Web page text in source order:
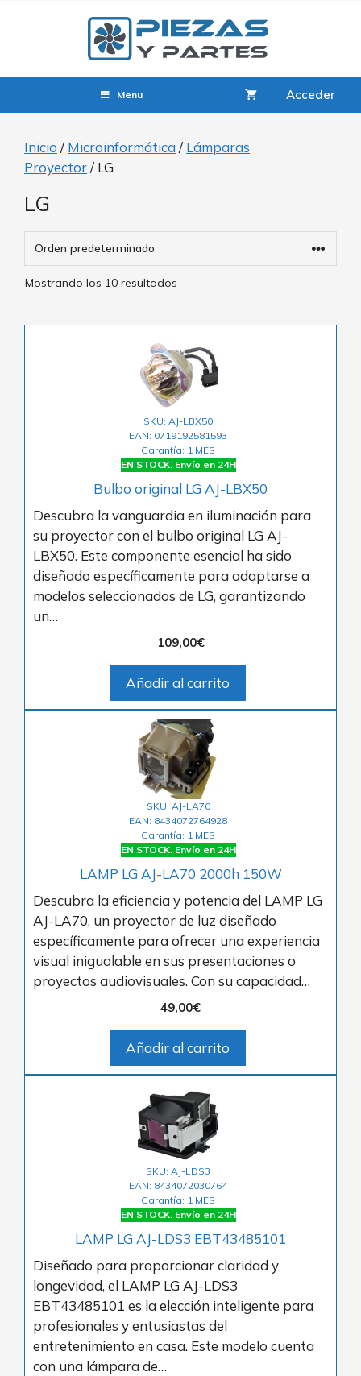
Menu Acceder
Inicio / Microinformática/ Lámparas
Proyector/ LG
LG
Mostrando los 10 resultados
SKU: AJ-LBX50
EAN: 0719192581593
Garantía: 1 MES
EN STOCK. Envío en 24H
Bulbo original LG AJ-LBX50
Descubra la vanguardia en iluminación para
su proyector con el bulbo original LG AJ-
LBX50. Este componente esencial ha sido
diseñado específicamente para adaptarse a
modelos seleccionados de LG, garantizando
un…
109,00€
Añadir al carrito
SKU: AJ-LA70
EAN: 8434072764928
Garantía: 1 MES
EN STOCK. Envío en 24H
LAMP LG AJ-LA70 2000h 150W
Descubra la eficiencia y potencia del LAMP LG
AJ-LA70, un proyector de luz diseñado
específicamente para ofrecer una experiencia
visual inigualable en sus presentaciones o
proyectos audiovisuales. Con su capacidad…
49,00€
Añadir al carrito
SKU: AJ-LDS3
EAN: 8434072030764
Garantía: 1 MES
EN STOCK. Envío en 24H
LAMP LG AJ-LDS3 EBT43485101
Diseñado para proporcionar claridad y
longevidad, el LAMP LG AJ-LDS3
EBT43485101 es la elección inteligente para
profesionales y entusiastas del
entretenimiento en casa. Este modelo cuenta
con una lámpara de…